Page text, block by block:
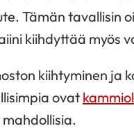
Tämän tavallisin
kiihdyttää myös
kiihtyminen ja
ovat